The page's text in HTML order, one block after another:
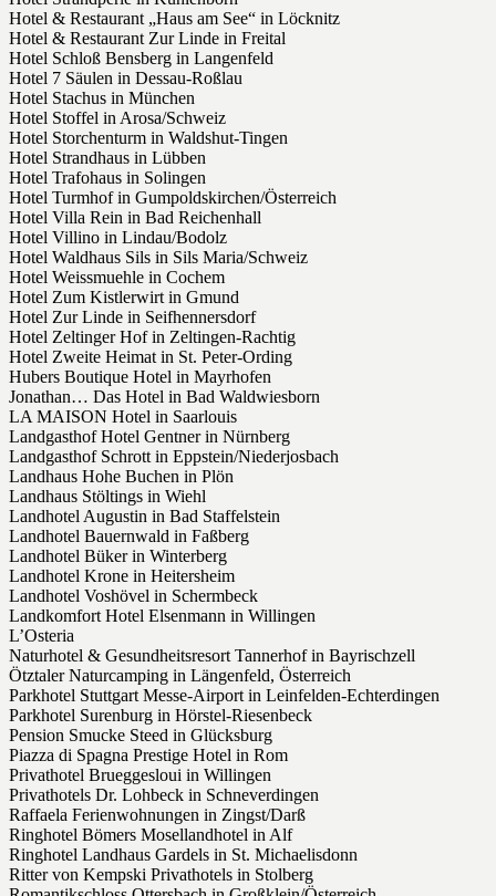
Hotel & Restaurant „Haus am See“ in Löcknitz
Hotel & Restaurant Zur Linde in Freital
Hotel Schloß Bensberg in Langenfeld
Hotel 7 Säulen in Dessau-Roßlau
Hotel Stachus in München
Hotel Stoffel in Arosa/Schweiz
Hotel Storchenturm in Waldshut-Tingen
Hotel Strandhaus in Lübben
Hotel Trafohaus in Solingen
Hotel Turmhof in Gumpoldskirchen/Österreich
Hotel Villa Rein in Bad Reichenhall
Hotel Villino in Lindau/Bodolz
Hotel Waldhaus Sils in Sils Maria/Schweiz
Hotel Weissmuehle in Cochem
Hotel Zum Kistlerwirt in Gmund
Hotel Zur Linde in Seifhennersdorf
Hotel Zeltinger Hof in Zeltingen-Rachtig
Hotel Zweite Heimat in St. Peter-Ording
Hubers Boutique Hotel in Mayrhofen
Jonathan… Das Hotel in Bad Waldwiesborn
LA MAISON Hotel in Saarlouis
Landgasthof Hotel Gentner in Nürnberg
Landgasthof Schrott in Eppstein/Niederjosbach
Landhaus Hohe Buchen in Plön
Landhaus Stöltings in Wiehl
Landhotel Augustin in Bad Staffelstein
Landhotel Bauernwald in Faßberg
Landhotel Büker in Winterberg
Landhotel Krone in Heitersheim
Landhotel Voshövel in Schermbeck
Landkomfort Hotel Elsenmann in Willingen
L’Osteria
Naturhotel & Gesundheitsresort Tannerhof in Bayrischzell
Ötztaler Naturcamping in Längenfeld, Österreich
Parkhotel Stuttgart Messe-Airport in Leinfelden-Echterdingen
Parkhotel Surenburg in Hörstel-Riesenbeck
Pension Smucke Steed in Glücksburg
Piazza di Spagna Prestige Hotel in Rom
Privathotel Brueggesloui in Willingen
Privathotels Dr. Lohbeck in Schneverdingen
Raffaela Ferienwohnungen in Zingst/Darß
Ringhotel Bömers Mosellandhotel in Alf
Ringhotel Landhaus Gardels in St. Michaelisdonn
Ritter von Kempski Privathotels in Stolberg